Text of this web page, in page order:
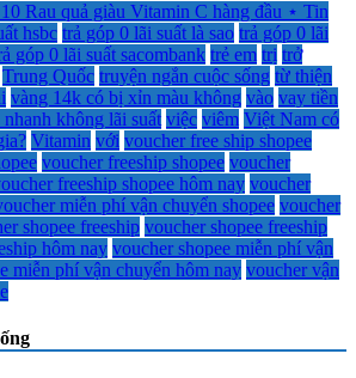
Rau quả giàu Vitamin C hàng đầu ⋆ Tin
hsbc trả góp 0 lãi suất là sao trả góp 0 lãi
góp 0 lãi suất sacombank trẻ em trị trở
Trung Quốc truyện ngắn cuộc sống từ thiện
vàng 14k có bị xỉn màu không vào vay tiền
không lãi suất việc viêm Việt Nam có
Vitamin với voucher free ship shopee
voucher freeship shopee voucher
freeship shopee hôm nay voucher
miễn phí vận chuyển shopee voucher
shopee freeship voucher shopee freeship
hôm nay voucher shopee miễn phí vận
miễn phí vận chuyển hôm nay voucher vận